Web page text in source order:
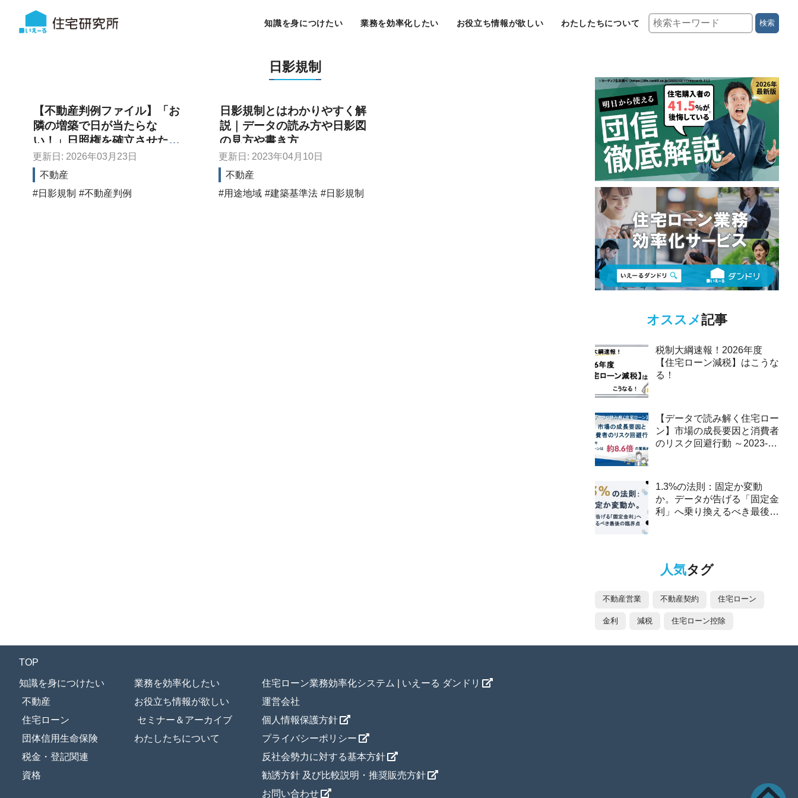
知識を身につけたい 業務を効率化したい お役立ち情報が欲しい わたしたちについて 検索
日影規制
【不動産判例ファイル】「お
隣の増築で日が当たらな
い！」日照権を確立させた歴
史的判決とは？
更新日: 2026年03月23日
不動産
日影規制
不動産判例
日影規制とはわかりやすく解
説｜データの読み方や日影図
の見方や書き方
更新日: 2023年04月10日
不動産
用途地域
建築基準法 日影規制
オススメ記事
税制大綱速報！2026年度
【住宅ローン減税】はこうな
る！
【データで読み解く住宅ロー
ン】市場の成長要因と消費者
のリスク回避行動 ～2023-
1.3%の法則：固定か変動
か。データが告げる「固定金
利」へ乗り換えるべき最後の
人気タグ
不動産営業 不動産契約 住宅ローン
金利 減税 住宅ローン控除
TOP
知識を身につけたい
不動産
住宅ローン
団体信用生命保険
税金・登記関連
資格
業務を効率化したい
お役立ち情報が欲しい
セミナー＆アーカイブ
わたしたちについて
住宅ローン業務効率化システム | いえーる ダンドリ
運営会社
個人情報保護方針
プライバシーポリシー
反社会勢力に対する基本方針
勧誘方針 及び比較説明・推奨販売方針
お問い合わせ